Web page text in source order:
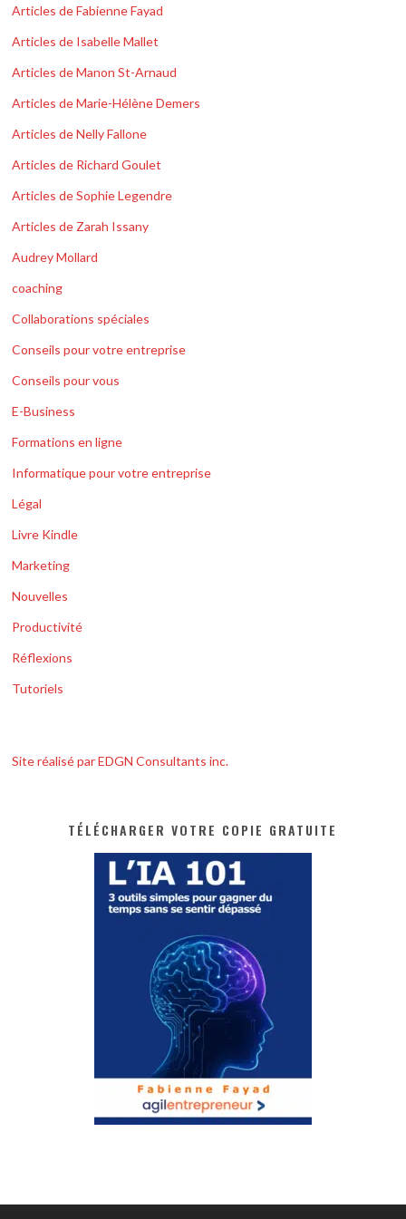
Articles de Fabienne Fayad
Articles de Isabelle Mallet
Articles de Manon St-Arnaud
Articles de Marie-Hélène Demers
Articles de Nelly Fallone
Articles de Richard Goulet
Articles de Sophie Legendre
Articles de Zarah Issany
Audrey Mollard
coaching
Collaborations spéciales
Conseils pour votre entreprise
Conseils pour vous
E-Business
Formations en ligne
Informatique pour votre entreprise
Légal
Livre Kindle
Marketing
Nouvelles
Productivité
Réflexions
Tutoriels
Site réalisé par EDGN Consultants inc.
TÉLÉCHARGER VOTRE COPIE GRATUITE